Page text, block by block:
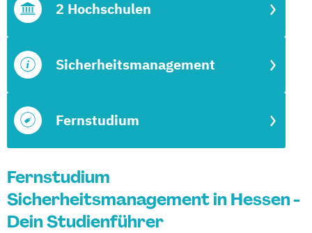
Fernstudium
Sicherheitsmanagement
2 Hochschulen
Fernstudium
Sicherheitsmanagement in Hessen -
Dein Studienführer